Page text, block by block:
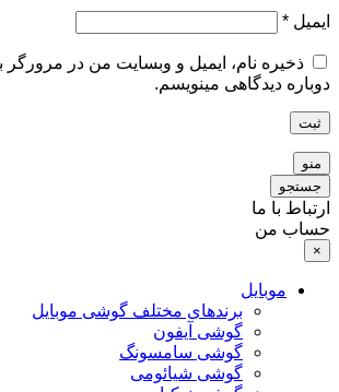
ایمیل *
ذخیره نام، ایمیل و وبسایت من در مرورگر
دوباره دیدگاهی مینویسم.
ثبت
منو
جستجو
ارتباط با ما
حساب من
×
موبایل
برندهای مختلف گوشی موبایل
گوشی آیفون
گوشی سامسونگ
گوشی شیائومی